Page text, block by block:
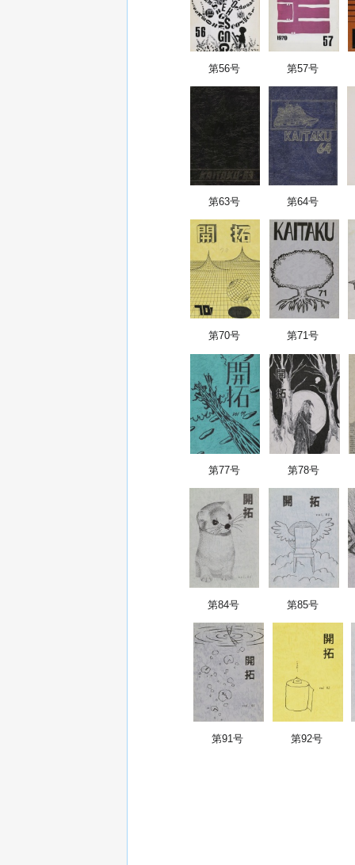
第56号 第57号
第63号 第64号
第70号 第71号
第77号 第78号
第84号 第85号
第91号 第92号